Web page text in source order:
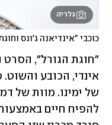
גלריה
כוכבי "אינדיאנה ג'ונס